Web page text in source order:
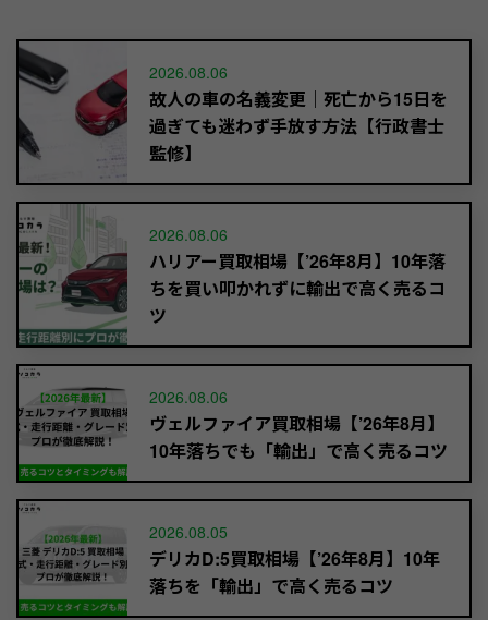
2026.08.06
故人の車の名義変更｜死亡から15日を
過ぎても迷わず手放す方法【行政書士
監修】
2026.08.06
ハリアー買取相場【’26年8月】10年落
ちを買い叩かれずに輸出で高く売るコ
ツ
2026.08.06
ヴェルファイア買取相場【’26年8月】
10年落ちでも「輸出」で高く売るコツ
2026.08.05
デリカD:5買取相場【’26年8月】10年
落ちを「輸出」で高く売るコツ